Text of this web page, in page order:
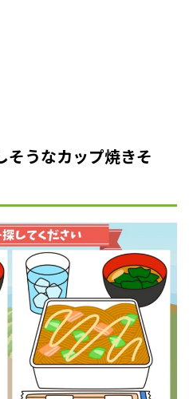
そうなカップ焼きそ